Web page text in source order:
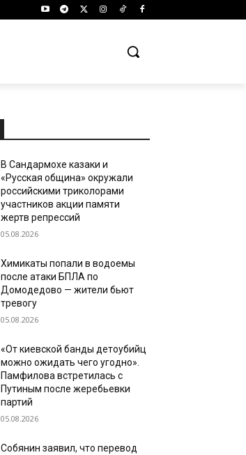
В Сандармохе казаки и
«Русская община» окружали
российскими триколорами
участников акции памяти
жертв репрессий
05.08.2026
Химикаты попали в водоемы
после атаки БПЛА по
Домодедово — жители бьют
тревогу
05.08.2026
«От киевской банды детоубийц
можно ожидать чего угодно».
Памфилова встретилась с
Путиным после жеребьевки
партий
05.08.2026
Собянин заявил, что перевод